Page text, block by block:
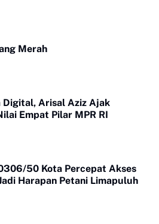
Merah
Digital, Arisal Aziz Ajak
Empat Pilar MPR RI
50 Kota Percepat Akses
Harapan Petani Limapuluh